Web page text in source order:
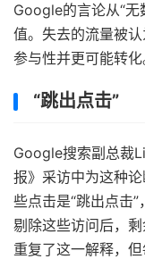
Google的言论从“无
值。失去的流量被
参与性并更可能转化
“跳出点击”
Google搜索副总裁
报》采访中为这种
些点击是“跳出点击”
剔除这些访问后，
重复了这一解释，但